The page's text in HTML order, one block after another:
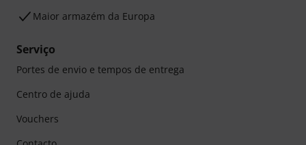
Maior armazém da Europa
Serviço
Portes de envio e tempos de entrega
Centro de ajuda
Vouchers